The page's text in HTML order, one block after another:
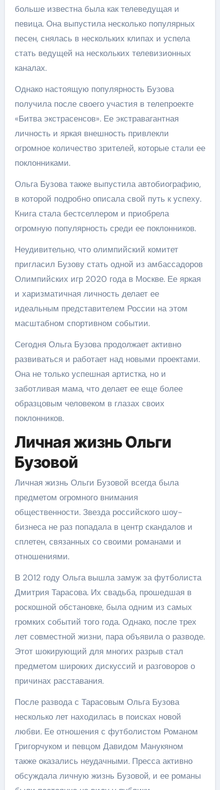
больше известна была как телеведущая и
певица. Она выпустила несколько популярных
песен, снялась в нескольких клипах и успела
стать ведущей на нескольких телевизионных
каналах.
Однако настоящую популярность Бузова
получила после своего участия в телепроекте
«Битва экстрасенсов». Ее экстравагантная
личность и яркая внешность привлекли
огромное количество зрителей, которые стали ее
поклонниками.
Ольга Бузова также выпустила автобиографию,
в которой подробно описала свой путь к успеху.
Книга стала бестселлером и приобрела
огромную популярность среди ее поклонников.
Неудивительно, что олимпийский комитет
пригласил Бузову стать одной из амбассадоров
Олимпийских игр 2020 года в Москве. Ее яркая
и харизматичная личность делает ее
идеальным представителем России на этом
масштабном спортивном событии.
Сегодня Ольга Бузова продолжает активно
развиваться и работает над новыми проектами.
Она не только успешная артистка, но и
заботливая мама, что делает ее еще более
образцовым человеком в глазах своих
поклонников.
Личная жизнь Ольги
Бузовой
Личная жизнь Ольги Бузовой всегда была
предметом огромного внимания
общественности. Звезда российского шоу-
бизнеса не раз попадала в центр скандалов и
сплетен, связанных со своими романами и
отношениями.
В 2012 году Ольга вышла замуж за футболиста
Дмитрия Тарасова. Их свадьба, прошедшая в
роскошной обстановке, была одним из самых
громких событий того года. Однако, после трех
лет совместной жизни, пара объявила о разводе.
Этот шокирующий для многих разрыв стал
предметом широких дискуссий и разговоров о
причинах расставания.
После развода с Тарасовым Ольга Бузова
несколько лет находилась в поисках новой
любви. Ее отношения с футболистом Романом
Григорчуком и певцом Давидом Манукяном
также оказались неудачными. Пресса активно
обсуждала личную жизнь Бузовой, и ее романы